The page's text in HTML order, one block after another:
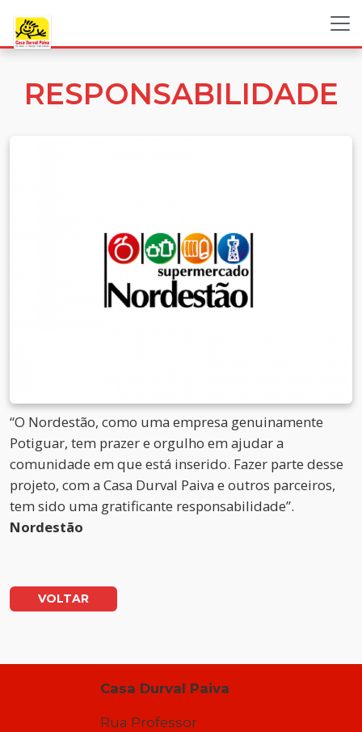
RESPONSABILIDADE
“O Nordestão, como uma empresa genuinamente
Potiguar, tem prazer e orgulho em ajudar a
comunidade em que está inserido. Fazer parte desse
projeto, com a Casa Durval Paiva e outros parceiros,
tem sido uma gratificante responsabilidade”.
Nordestão
VOLTAR
Casa Durval Paiva
Rua Professor